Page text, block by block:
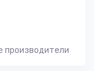
производители